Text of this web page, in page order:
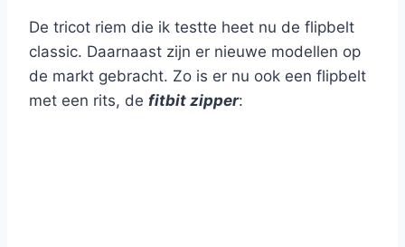
De tricot riem die ik testte heet nu de flipbelt
classic. Daarnaast zijn er nieuwe modellen op
de markt gebracht. Zo is er nu ook een flipbelt
met een rits, de fitbit zipper: